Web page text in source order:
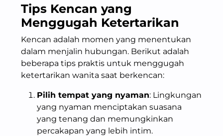
Tips Kencan yang
Menggugah Ketertarikan
Kencan adalah momen yang menentukan
dalam menjalin hubungan. Berikut adalah
beberapa tips praktis untuk menggugah
ketertarikan wanita saat berkencan:
Pilih tempat yang nyaman: Lingkungan
yang nyaman menciptakan suasana
yang tenang dan memungkinkan
percakapan yang lebih intim.